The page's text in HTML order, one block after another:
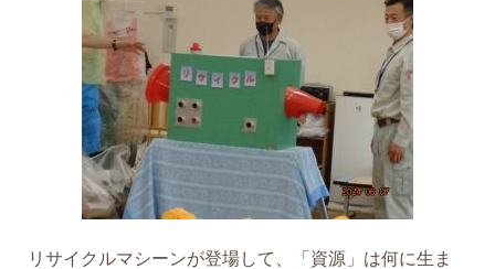
リサイクルマシーンが登場して、「資源」は何に生ま